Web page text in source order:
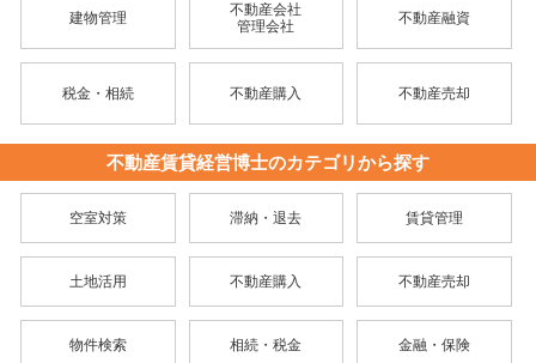
建物管理
不動産会社
管理会社
不動産融資
税金・相続 不動産購入 不動産売却
不動産賃貸経営博士のカテゴリから探す
空室対策 滞納・退去 賃貸管理
土地活用 不動産購入 不動産売却
物件検索 相続・税金 金融・保険